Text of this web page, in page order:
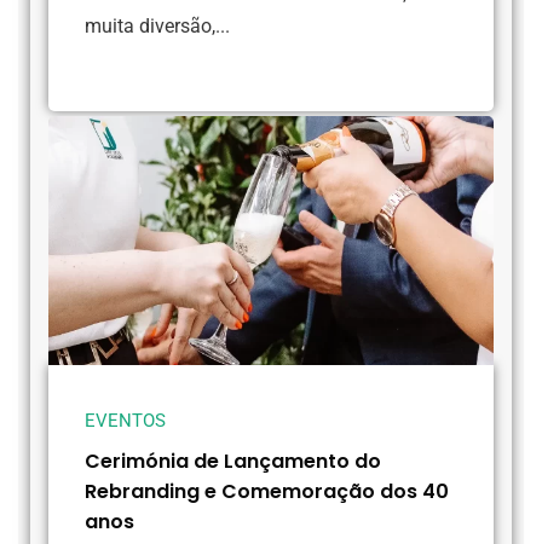
muita diversão,...
EVENTOS
Cerimónia de Lançamento do
Rebranding e Comemoração dos 40
anos